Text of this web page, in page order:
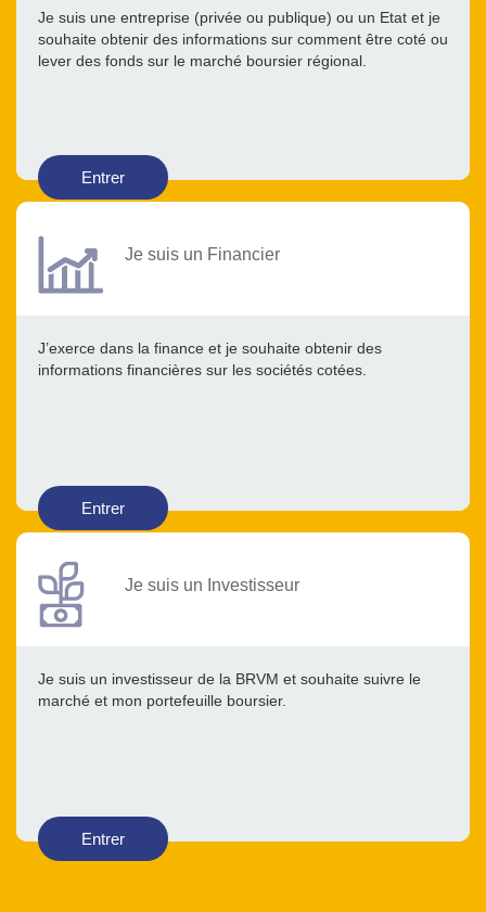
Je suis une entreprise (privée ou publique) ou un Etat et je
souhaite obtenir des informations sur comment être coté ou
lever des fonds sur le marché boursier régional.
Entrer
Je suis un Financier
J’exerce dans la finance et je souhaite obtenir des
informations financières sur les sociétés cotées.
Entrer
Je suis un Investisseur
Je suis un investisseur de la BRVM et souhaite suivre le
marché et mon portefeuille boursier.
Entrer